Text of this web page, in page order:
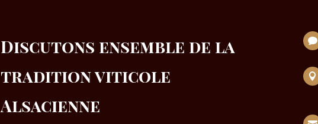
Discutons ensemble de la
tradition viticole
Alsacienne

